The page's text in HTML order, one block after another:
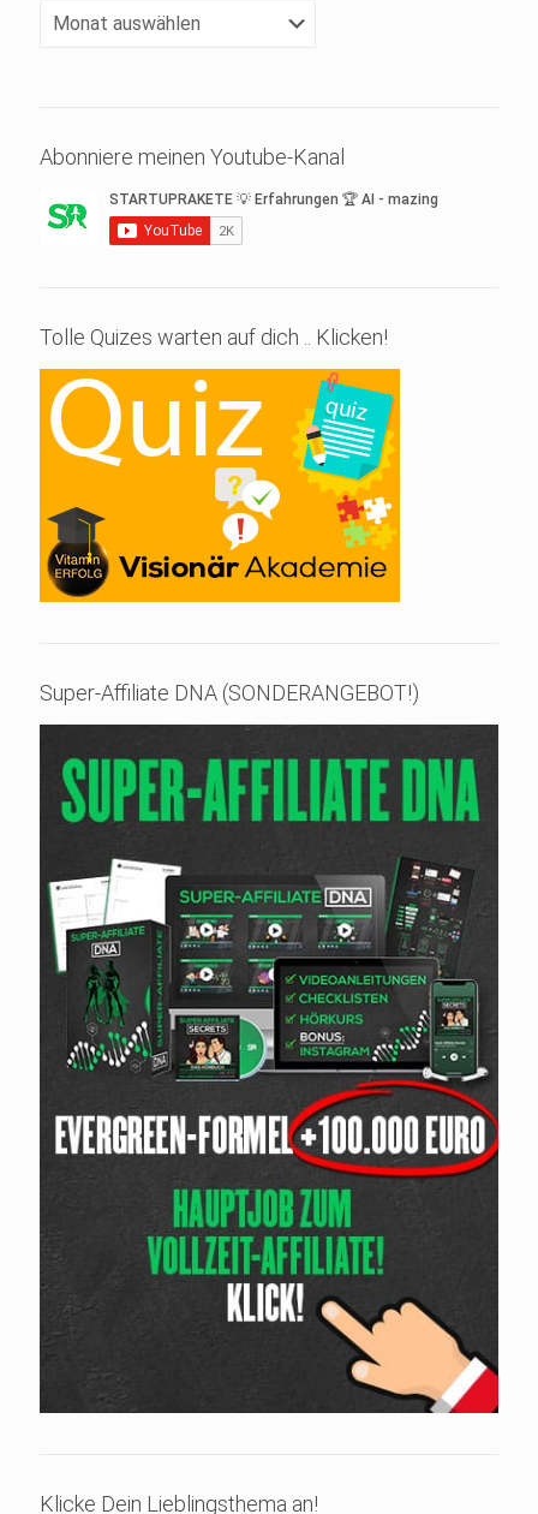
Abonniere meinen Youtube-Kanal
Tolle Quizes warten auf dich .. Klicken!
Super-Affiliate DNA (SONDERANGEBOT!)
Klicke Dein Lieblingsthema an!